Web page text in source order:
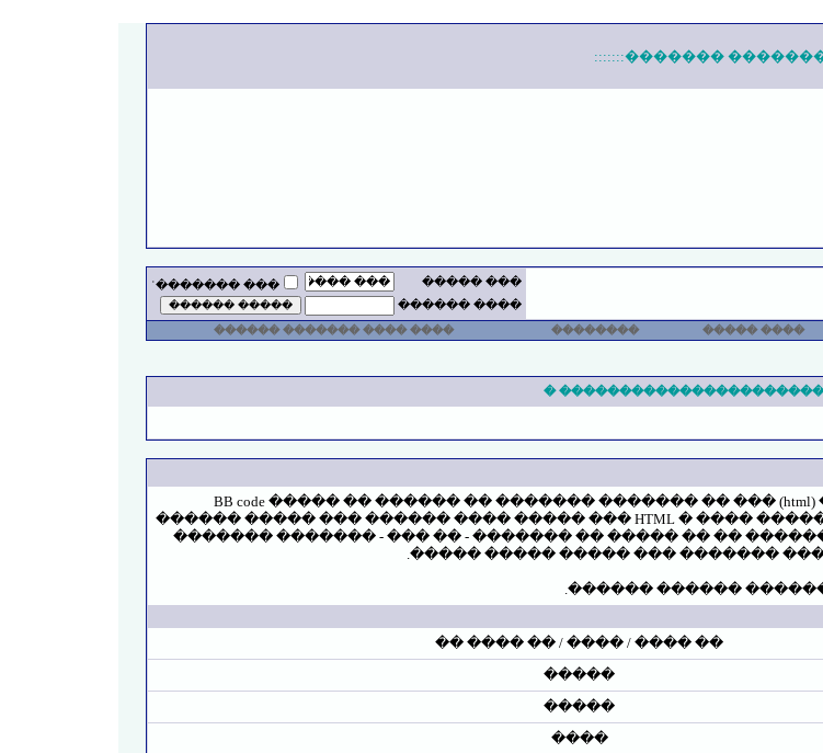
:::::::�������
��� �����
��� �������ʿ
���� ������
���� �����
��������
���� ���� ������� ������
� ������
BB code ����� �� ������ �� ������� ������� �� ���
������ ����� ��� ������ ���� ����� ��� HTML � ����
�� ������� ���� �������. ������ ��� ������� BB code �� ����� �� ������� - �� ��� - ������� �������
������ ������� � ��� ��� ����
�� ���� / ���� / �� ���� ��
�����
�����
����